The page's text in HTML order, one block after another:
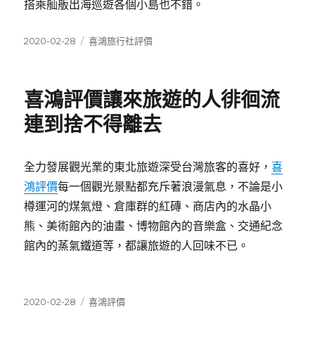
搭乘舢舨出海巡遊各個小島也不錯。
發
2020-02-28
分
喜鴻旅行社評價
喜鴻評價讓來旅遊的人徘徊流
連到捨不得離去
全力發展觀光業的東北旅遊深受台灣旅客的喜好，喜
鴻評價每一個觀光景點都充斥著浪漫氣息，不論是小
樽運河的煤氣燈、倉庫群的紅磚、商店內的水晶小
熊、美術館內的油畫、博物館內的音樂盒、交通紀念
館內的蒸氣鐵道等，都讓旅遊的人回味不已。
發
2020-02-28
分
喜鴻評價